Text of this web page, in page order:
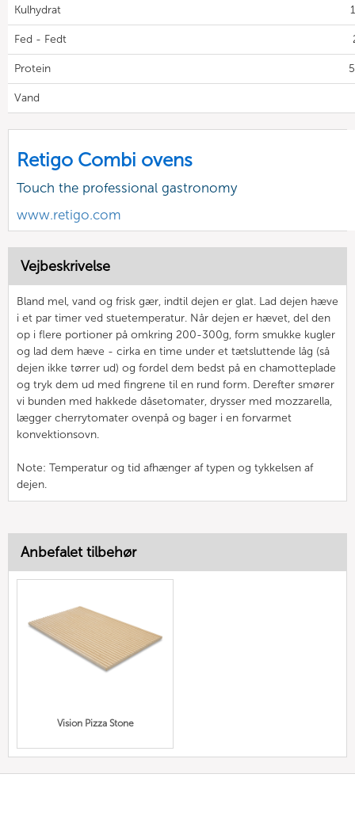
Kulhydrat
Fed - Fedt
Protein
Vand
Retigo Combi ovens
Touch the professional gastronomy
www.retigo.com
Vejbeskrivelse
Bland mel, vand og frisk gær, indtil dejen er glat. Lad dejen hæve
i et par timer ved stuetemperatur. Når dejen er hævet, del den
op i flere portioner på omkring 200-300g, form smukke kugler
og lad dem hæve - cirka en time under et tætsluttende låg (så
dejen ikke tørrer ud) og fordel dem bedst på en chamotteplade
og tryk dem ud med fingrene til en rund form. Derefter smører
vi bunden med hakkede dåsetomater, drysser med mozzarella,
lægger cherrytomater ovenpå og bager i en forvarmet
konvektionsovn.
Note: Temperatur og tid afhænger af typen og tykkelsen af
dejen.
Anbefalet tilbehør
Vision Pizza Stone